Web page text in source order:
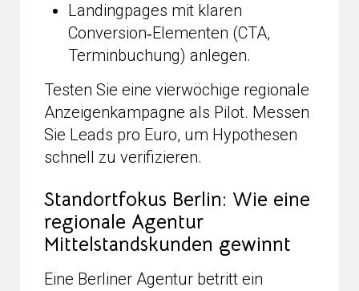
Landingpages mit klaren
Conversion‑Elementen (CTA,
Terminbuchung) anlegen.
Testen Sie eine vierwöchige regionale
Anzeigenkampagne als Pilot. Messen
Sie Leads pro Euro, um Hypothesen
schnell zu verifizieren.
Standortfokus Berlin: Wie eine
regionale Agentur
Mittelstandskunden gewinnt
Eine Berliner Agentur betritt ein